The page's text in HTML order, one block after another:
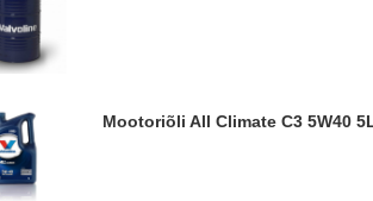
Mootoriõli All Climate C3 5W40